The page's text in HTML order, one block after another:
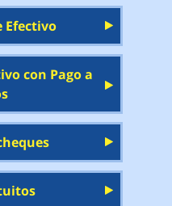
Efectivo
con Pago a